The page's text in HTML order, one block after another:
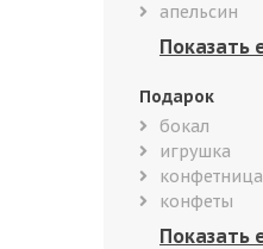
апельсин
Подарок
бокал
игрушка
конфетница
конфеты